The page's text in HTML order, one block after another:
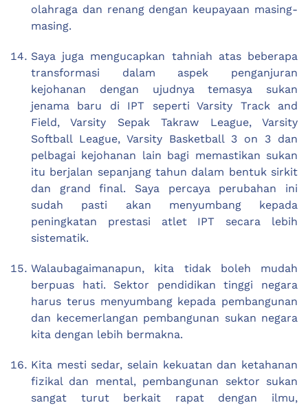
olahraga dan renang dengan keupayaan masing-
masing.
Saya juga mengucapkan tahniah atas beberapa
transformasi dalam aspek penganjuran
kejohanan dengan ujudnya temasya sukan
jenama baru di IPT seperti Varsity Track and
Field, Varsity Sepak Takraw League, Varsity
Softball League, Varsity Basketball 3 on 3 dan
pelbagai kejohanan lain bagi memastikan sukan
itu berjalan sepanjang tahun dalam bentuk sirkit
dan grand final. Saya percaya perubahan ini
sudah pasti akan menyumbang kepada
peningkatan prestasi atlet IPT secara lebih
sistematik.
Walaubagaimanapun, kita tidak boleh mudah
berpuas hati. Sektor pendidikan tinggi negara
harus terus menyumbang kepada pembangunan
dan kecemerlangan pembangunan sukan negara
kita dengan lebih bermakna.
Kita mesti sedar, selain kekuatan dan ketahanan
fizikal dan mental, pembangunan sektor sukan
sangat turut berkait rapat dengan ilmu,